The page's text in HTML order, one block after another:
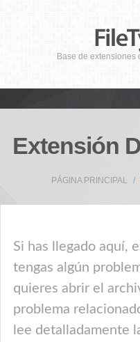
Base de extensiones
Extensión
PÁGINA PRINCIPAL
Si has llegado aquí,
tengas algún
quieres abrir el
problema
lee detalladamente